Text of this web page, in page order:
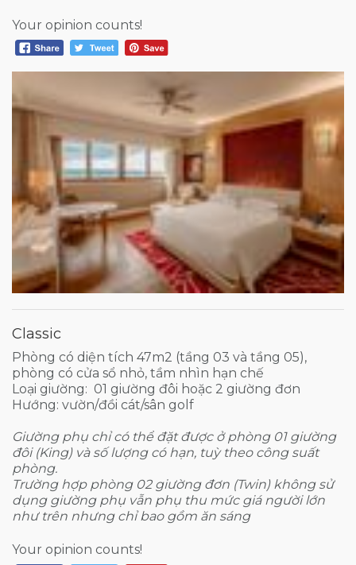
Your opinion counts!
Classic
Phòng có diện tích 47m2 (tầng 03 và tầng 05),
phòng có cửa sổ nhỏ, tầm nhìn hạn chế
Loại giường: 01 giường đôi hoặc 2 giường đơn
Hướng: vườn/đồi cát/sân golf
Giường phụ chỉ có thể đặt được ở phòng 01 giường
đôi (King) và số lượng có hạn, tuỳ theo công suất
phòng.
Trường hợp phòng 02 giường đơn (Twin) không sử
dụng giường phụ vẫn phụ thu mức giá người lớn
như trên nhưng chỉ bao gồm ăn sáng
Your opinion counts!